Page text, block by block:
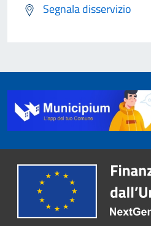
Segnala disservizio